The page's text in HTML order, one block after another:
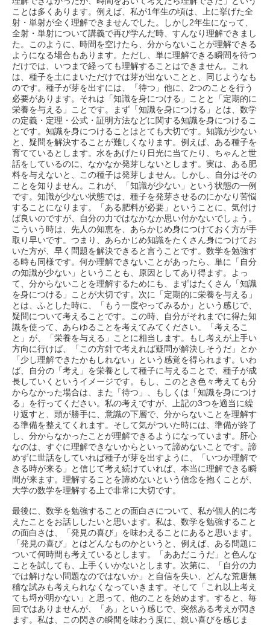
ことは多くあります。例えば、私が1年生の頃は、上に挙げた全
射・単射が全く理解できませんでした。しかし2年生になって、
全射・単射について講義で再び学んだ時、すんなり理解できまし
た。このように、時間を空けたら、分からないことが理解できる
ようになる場合もあります。ただし、単に理解できる瞬間を待つ
だけでは、いつまで経っても理解することはできません。これ
は、種子を土にまいただけでは芽が出ないことと、同じようなも
のです。種子が芽を出すには、「待つ」他に、2つのことを行う
必要があります。それは「知識を身につける」ことと「定期的に
栄養を与える」ことです。まず「知識を身につける」とは、数学
の定義・定理・公式・証明方法などに関する知識を身につけるこ
とです。知識を身につけることはとても大切です。知識が少ない
と、疑問を解決することが難しくなります。例えば、ある種子を
育てているとします。水をあげたり日光に当てたり、ちゃんと世
話をしているのに、なかなか発芽しないとします。実は、ある肥
料を与えないと、この種子は発芽しません。しかし、自分はその
ことを知りません。これが、「知識が少ない」という状態の一例
です。知識が少ない状態では、種子を発芽させるのにかなり苦悩
することになります。「ある肥料が必要」ということに、気付け
ば良いのですが、自分の力ではなかなか思い付かないでしょう。
こういう時は、先人の知恵を、あらかじめ身につけておく方が手
取り早いです。つまり、あらかじめ知識をたくさん身につけてお
いた方が、早く問題を解決できると言うことです。数学を勉強す
る時も同様です。何か理解できないことがあったら、単に「自分
の知識が少ない」ということも、原因としてあり得ます。よっ
て、分からないことを理解するためにも、まずはたくさん「知識
を身につける」ことが大切です。次に「定期的に栄養を与える」
とは、ふとした時に、「もう一度やってみるか」という感じで、
疑問について考えることです。この時、自分がそれまでに得た知
識を使って、あらゆることを考えてみてください。「考えるこ
と」が、「栄養を与える」ことに相当します。もし考えが上手い
方向に行けば、「この方針で考えれば疑問が解決しそうだ」とか
「少し理解できたかもしれない」という感覚を得られます。いわ
ば、自分の「考え」を栄養として種子に与えることで、種子が成
長していくというイメージです。もし、このとき色々考えても分
からなかった場合は、また「待つ」、もしくは「知識を身につけ
る」を行ってください。私の考えですが、上記の3つを適当に繰
り返すと、頭が勝手に、意識の下層で、分からないことを理解す
る準備を整えてくれます。そして気がついた時には、準備が終了
し、分からなかったことが理解できるようになっています。肝心
なのは、すぐに理解できないからといって諦めないことです。諦
めずに世話をしていれば種子が芽を出すように、「いつか理解で
きる時が来る」と信じて考え続けていれば、本当に理解できる瞬
間が来ます。理解することを諦めないという信念を抱くことが、
大学の数学を理解する上で非常に大切です。
最後に、数学を勉強することの面白さについて、私が個人的に考
えたことをお話ししたいと思います。私は、数学を勉強すること
の面白さは、「発見の喜び」を味わえることにあると思います。
「発見の喜び」とはどんなものかというと、例えば、ある問題に
ついて何時間も考えているとします。「ああだこうだ」と色んな
ことを試しても、上手くいかないとします。次第に、「自分の力
では解けない問題なのではないか」と自信を失い、どんな荒唐無
稽な試みも考えられなくなっていきます。そして「これ以上考え
ても埒が明かない」と思って、他のことを始めます。すると、毎
回ではありませんが、「あ」という感じで、突然ある考えが閃き
ます。私は、この閃きの瞬間を味わう度に、鋭い喜びを感じま